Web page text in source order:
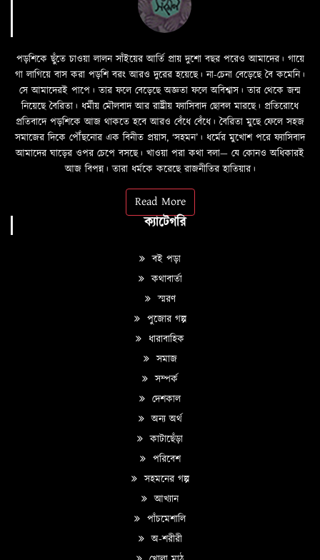
পড়শিকে ছুঁতে চাওয়া লালন সাঁইয়ের আর্তি প্রায় দুশো বছর পরেও আমাদের। গায়ে
গা লাগিয়ে বাস করা পড়শি বরং আরও দুরের হয়েছে। না-চেনা বেড়েছে বৈ কমেনি।
সে আমাদেরই পাপে। তার ফলে বেড়েছে অজ্ঞতা ফলে অবিশ্বাস। তার থেকে জন্ম
নিয়েছে বৈরিতা। ধর্মীয় মৌলবাদ আর রাষ্ট্রীয় ফ্যাসিবাদ ছোবল মারছে। প্রতিরোধে
প্রতিবাদে পড়শিকে আজ থাকতে হবে আরও বেঁধে বেঁধে। বৈরিতা মুছে ফেলে সহজ
সমাজের দিকে পৌঁছনোর এক বিনীত প্রয়াস, ‘সহমন’। ধর্মের মুখোশ পরে ফ্যাসিবাদ
আমাদের ঘাড়ের ওপর চেপে বসছে। খাওয়া পরা কথা বলা—­­ যে কোনও অধিকারই
আজ বিপন্ন। তারা ধর্মকে করেছে রাজনীতির হাতিয়ার।
Read More
ক্যাটেগরি
বই পড়া
কথাবার্তা
স্মরণ
পুজোর গল্প
ধারাবাহিক
সমাজ
সম্পর্ক
দেশকাল
অন্য অর্থ
কাটাছেঁড়া
পরিবেশ
সহমনের গল্প
আখ্যান
পাঁচমেশালি
অ-শরীরী